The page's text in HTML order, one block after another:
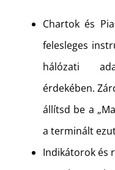
Chartok és
felesleges
hálózati
érdekében.
állítsd be a
a terminált
Indikátorok és